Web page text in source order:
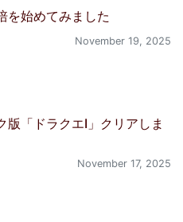
を始めてみました
November 19, 2025
版「ドラクエI」クリアしま
November 17, 2025